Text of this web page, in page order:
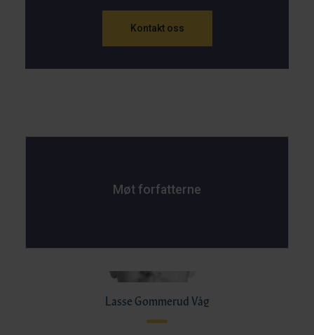
Kontakt oss
Møt forfatterne
Lasse Gommerud Våg